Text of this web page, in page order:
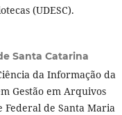
(UDESC).
Santa Catarina
da Informação da
Gestão em Arquivos
Federal de Santa Maria